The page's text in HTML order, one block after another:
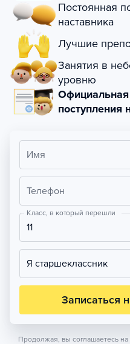
Постоянная
наставника
Лучшие
Занятия в
уровню
Официальная
поступления
Имя
Телефон
Класс, в который перешли
11
Я старшеклассник
Записаться
Продолжая, вы соглашаетесь